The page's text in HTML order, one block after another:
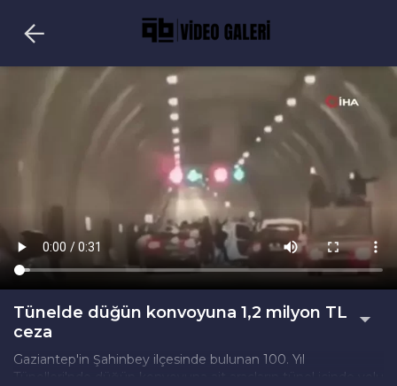
Tünelde düğün konvoyuna 1,2 milyon TL
ceza
Gaziantep'in Şahinbey ilçesinde bulunan 100. Yıl
Tünelleri'nde düğün konvoyuna ait araçların tünel içinde yolu